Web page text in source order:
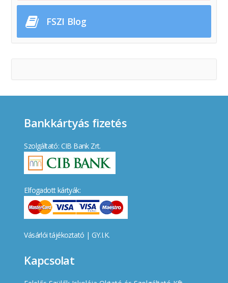
FSZI Blog
Bankkártyás fizetés
Szolgáltató: CIB Bank Zrt.
Elfogadott kártyák:
Vásárlói tájékoztató | GY.I.K.
Kapcsolat